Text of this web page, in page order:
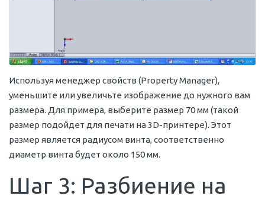
Используя менеджер свойств (Property Manager),
уменьшите или увеличьте изображение до нужного вам
размера. Для примера, выберите размер 70 мм (такой
размер подойдет для печати на 3D-принтере). Этот
размер является радиусом винта, соответственно
диаметр винта будет около 150 мм.
Шаг 3: Разбиение на